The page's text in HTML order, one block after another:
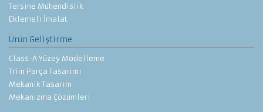
Tersine Mühendislik
Eklemeli İmalat
Ürün Geliştirme
Class-A Yüzey Modelleme
Trim Parça Tasarımı
Mekanik Tasarım
Mekanizma Çözümleri